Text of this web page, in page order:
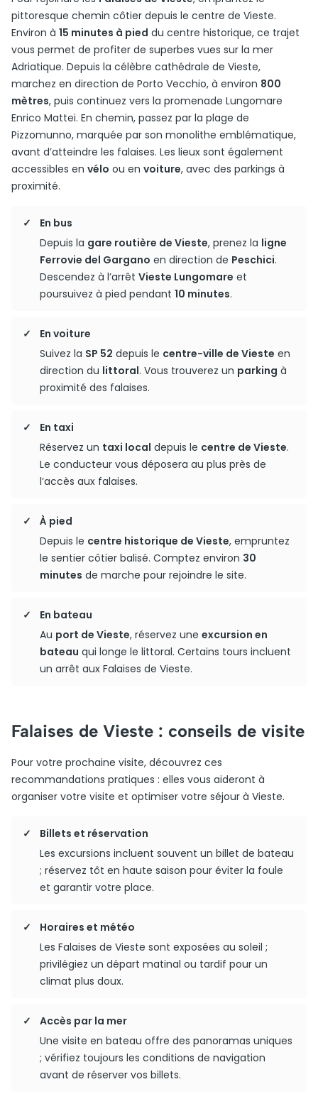
pittoresque chemin côtier depuis le centre de Vieste.
Environ à 15 minutes à pied du centre historique, ce trajet
vous permet de profiter de superbes vues sur la mer
Adriatique. Depuis la célèbre cathédrale de Vieste,
marchez en direction de Porto Vecchio, à environ 800
mètres, puis continuez vers la promenade Lungomare
Enrico Mattei. En chemin, passez par la plage de
Pizzomunno, marquée par son monolithe emblématique,
avant d’atteindre les falaises. Les lieux sont également
accessibles en vélo ou en voiture, avec des parkings à
proximité.
En bus
Depuis la gare routière de Vieste, prenez la ligne
Ferrovie del Gargano en direction de Peschici.
Descendez à l’arrêt Vieste Lungomare et
poursuivez à pied pendant 10 minutes.
En voiture
Suivez la SP 52 depuis le centre-ville de Vieste en
direction du littoral. Vous trouverez un parking à
proximité des falaises.
En taxi
Réservez un taxi local depuis le centre de Vieste.
Le conducteur vous déposera au plus près de
l’accès aux falaises.
À pied
Depuis le centre historique de Vieste, empruntez
le sentier côtier balisé. Comptez environ 30
minutes de marche pour rejoindre le site.
En bateau
Au port de Vieste, réservez une excursion en
bateau qui longe le littoral. Certains tours incluent
un arrêt aux Falaises de Vieste.
Falaises de Vieste : conseils de visite
Pour votre prochaine visite, découvrez ces
recommandations pratiques : elles vous aideront à
organiser votre visite et optimiser votre séjour à Vieste.
Billets et réservation
Les excursions incluent souvent un billet de bateau
; réservez tôt en haute saison pour éviter la foule
et garantir votre place.
Horaires et météo
Les Falaises de Vieste sont exposées au soleil ;
privilégiez un départ matinal ou tardif pour un
climat plus doux.
Accès par la mer
Une visite en bateau offre des panoramas uniques
; vérifiez toujours les conditions de navigation
avant de réserver vos billets.